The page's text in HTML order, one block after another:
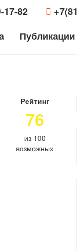
17-82
Публикации
Рейтинг
76
из 100
возможных